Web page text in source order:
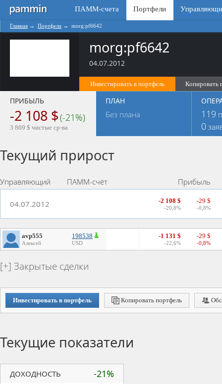
ПАММ-счета Портфели
Главная → Портфели → morg:pf6642
morg:pf6642
04.07.2012
Инвестировать в портфель Копировать
ПРИБЫЛЬ
-2 108 $(-21%)
3 869 $ чистые ср-ва
ПЛАН
Без плана 119
0
Текущий прирост
Управляющий ПАММ-счёт Прибыль
04.07.2012 -2 108 $
-20,8%
-29 $
-0,8%
avp555
Алексей
198538
USD
-1 131 $
-22,6%
-29 $
-0,8%
Закрытые сделки
Инвестировать в портфель Копировать портфель
Текущие показатели
ДОХОДНОСТЬ -21%